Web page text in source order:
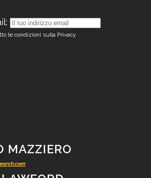
le condizioni sulla Privacy
MAZZIERO